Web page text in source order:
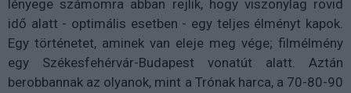
lényege számomra abban rejlik, hogy viszonylag rövid
idő alatt - optimális esetben - egy teljes élményt kapok.
Egy történetet, aminek van eleje meg vége; filmélmény
egy Székesfehérvár-Budapest vonatút alatt. Aztán
berobbannak az olyanok, mint a Trónakharca, a 70-80-90